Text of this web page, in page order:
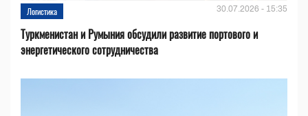
Логистика 30.07.2026 - 15:35
Туркменистан и Румыния обсудили развитие портового и
энергетического сотрудничества